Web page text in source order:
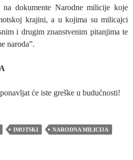
na dokumente Narodne milicije koje
krajini, a u kojima su milicajci
i drugim znanstvenim pitanjima te
naroda”.
će iste greške u budućnosti!
IMOTSKI
NARODNA MILICIJA